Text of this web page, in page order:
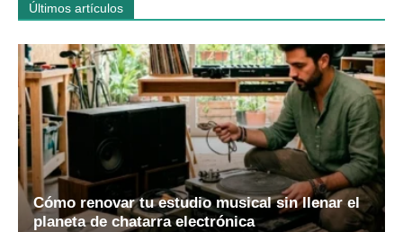
Últimos artículos
Cómo renovar tu estudio musical sin llenar el
planeta de chatarra electrónica